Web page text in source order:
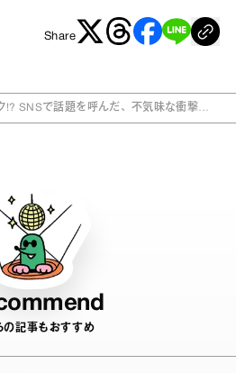
Share
!? SNSで話題を呼んだ、不気味な衝撃作
の記事もおすすめ